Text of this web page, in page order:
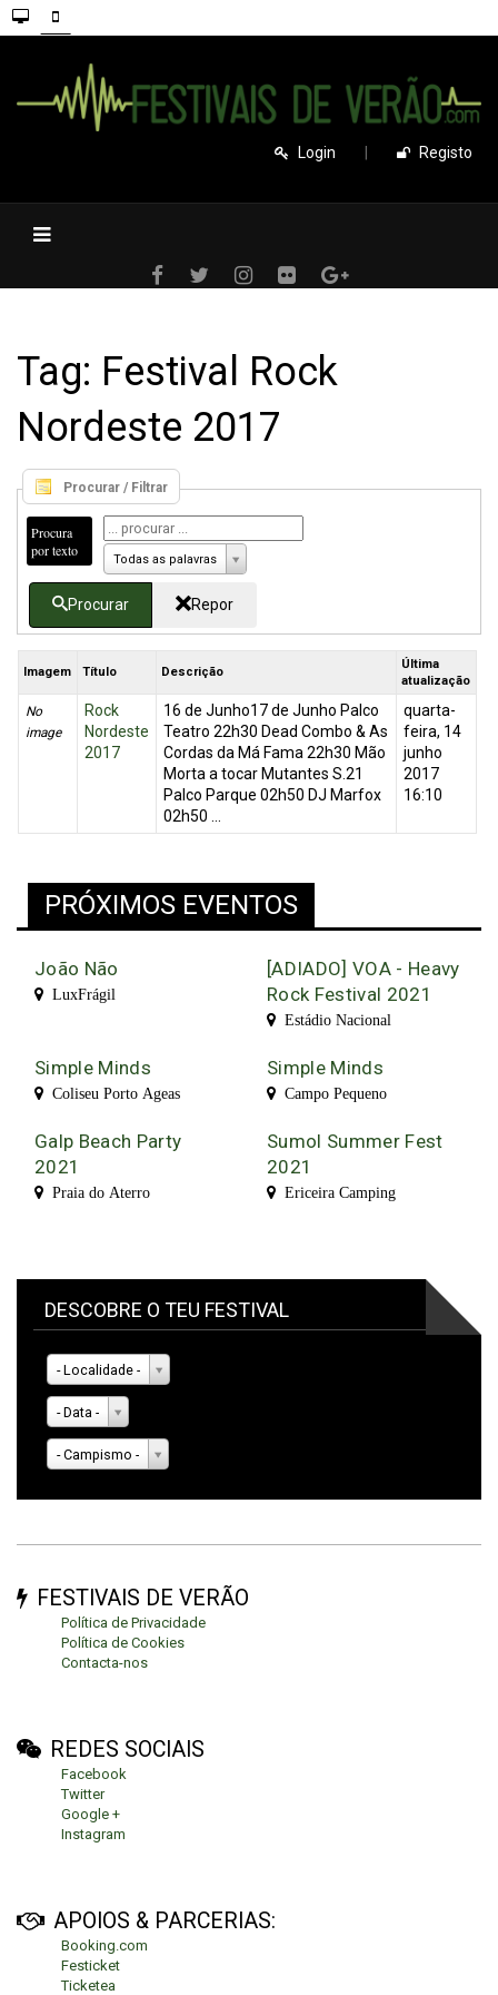
Login Registo
Tag: Festival Rock
Nordeste 2017
Procurar / Filtrar
Procura
por texto
Todas as palavras
Procurar Repor
Imagem Título Descrição
Última
atualização
No
image
Rock
Nordeste
2017
16 de Junho17 de Junho Palco
Teatro 22h30 Dead Combo & As
Cordas da Má Fama 22h30 Mão
Morta a tocar Mutantes S.21
Palco Parque 02h50 DJ Marfox
02h50 ...
quarta-
feira, 14
junho
2017
16:10
PRÓXIMOS EVENTOS
João Não
LuxFrágil
[ADIADO] VOA - Heavy
Rock Festival 2021
Estádio Nacional
Simple Minds
Coliseu Porto Ageas
Simple Minds
Campo Pequeno
Galp Beach Party
2021
Praia do Aterro
Sumol Summer Fest
2021
Ericeira Camping
DESCOBRE O TEU FESTIVAL
- Localidade -
- Data -
- Campismo -
FESTIVAIS DE VERÃO
Política de Privacidade
Política de Cookies
Contacta-nos
REDES SOCIAIS
Facebook
Twitter
Google +
Instagram
APOIOS & PARCERIAS:
Booking.com
Festicket
Ticketea